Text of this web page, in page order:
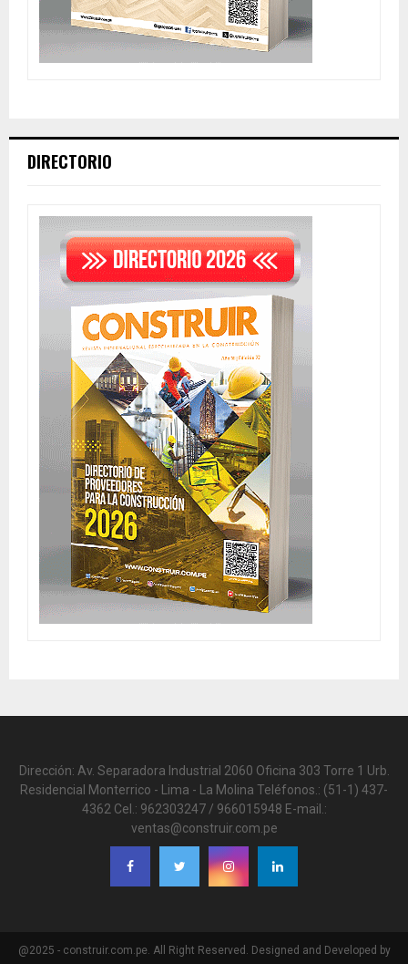
DIRECTORIO
Dirección: Av. Separadora Industrial 2060 Oficina 303 Torre 1 Urb.
Residencial Monterrico - Lima - La Molina Teléfonos.: (51-1) 437-
4362 Cel.: 962303247 / 966015948 E-mail.:
ventas@construir.com.pe
@2025 - construir.com.pe. All Right Reserved. Designed and Developed by